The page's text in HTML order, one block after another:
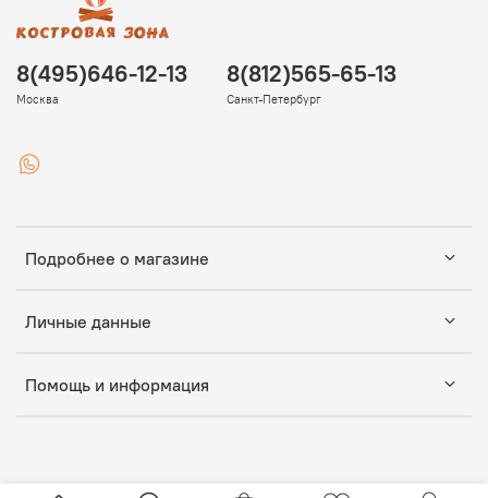
Подробнее о магазине
Личные данные
Помощь и информация
8(495)646-12-13
Москва
8(812)565-65-13
Санкт-Петербург